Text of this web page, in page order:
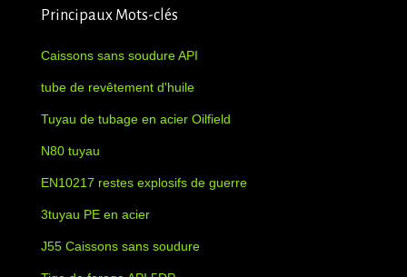
Principaux Mots-clés
Caissons sans soudure API
tube de revêtement d'huile
Tuyau de tubage en acier Oilfield
N80 tuyau
EN10217 restes explosifs de guerre
3tuyau PE en acier
J55 Caissons sans soudure